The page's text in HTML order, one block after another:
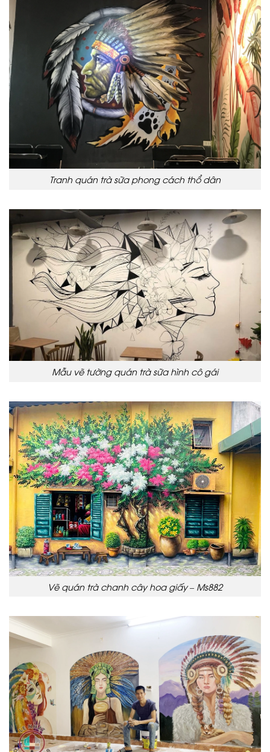
Tranh quán trà sữa phong cách thổ dân
Mẫu vẽ tường quán trà sữa hình cô gái
Vẽ quán trà chanh cây hoa giấy – Ms882